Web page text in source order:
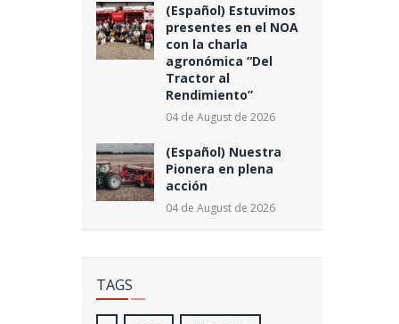
(Español) Estuvimos
presentes en el NOA
con la charla
agronómica “Del
Tractor al
Rendimiento”
04 de August de 2026
(Español) Nuestra
Pionera en plena
acción
04 de August de 2026
TAGS